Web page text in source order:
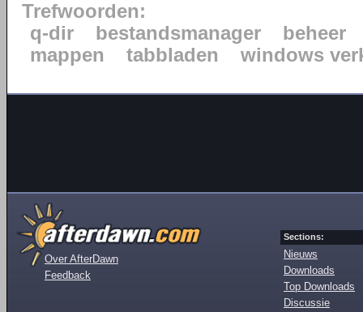
Trefwoorden:
q-dir
bestandsmanager
beheer
mappen
tabbladen windows
Over AfterDawn
Feedback
Sections:
Nieuws
Downloads
Top Downloads
Discussie